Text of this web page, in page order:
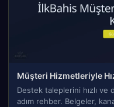
Müşteri Hizmetleriyle
Destek taleplerini hızlı ve
adım rehber. Belgeler,